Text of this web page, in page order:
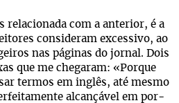
rela­ci­o­nada com a ante­rior, é a
con­si­de­ram exces­sivo, ao
nas pági­nas do jor­nal. Dois
que me che­ga­ram: «Por­que
ter­mos em inglês, até mesmo
alcan­çá­vel em por­